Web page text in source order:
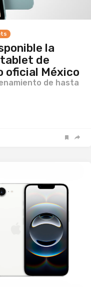
la
de
oficial México
de hasta